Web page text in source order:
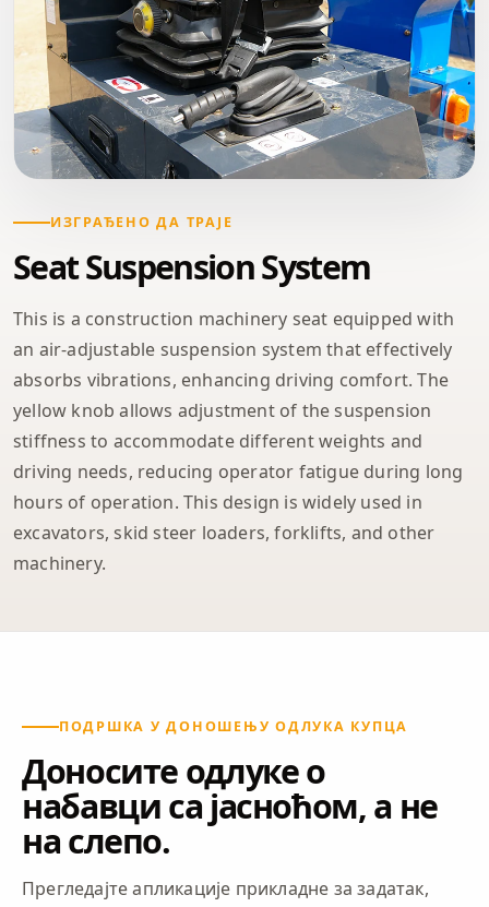
ИЗГРАЂЕНО ДА ТРАЈЕ
Seat Suspension System
This is a construction machinery seat equipped with
an air-adjustable suspension system that effectively
absorbs vibrations, enhancing driving comfort. The
yellow knob allows adjustment of the suspension
stiffness to accommodate different weights and
driving needs, reducing operator fatigue during long
hours of operation. This design is widely used in
excavators, skid steer loaders, forklifts, and other
machinery.
ПОДРШКА У ДОНОШЕЊУ ОДЛУКА КУПЦА
Доносите одлуке о
набавци са јасноћом, а не
на слепо.
Прегледајте апликације прикладне за задатак,